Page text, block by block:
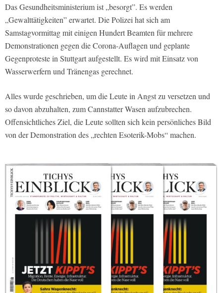
Das Gesundheitsministerium ist „besorgt”. Es werden
„Gewalttätigkeiten” erwartet. Die Polizei hat sich am
Samstagvormittag mit einigen Hundert Beamten für mehrere
Demonstrationen gegen die Corona-Auflagen und geplante
Gegenproteste in Stuttgart aufgestellt. Es wird mit Einsatz von
Wasserwerfern und Tränengas gerechnet.
Alles wurde geschrieben, um die Leute in Angst zu versetzen und
so davon abzuhalten, zum Cannstatter Wasen aufzubrechen.
Offensichtliches Ziel, die Leute sollten sich kein persönliches Bild
von der Demonstration des „rechten Esoterik-Mobs“ machen.